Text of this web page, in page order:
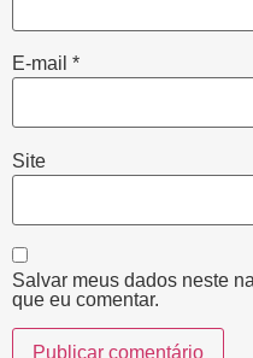
E-mail *
Site
Salvar meus dados neste
que eu comentar.